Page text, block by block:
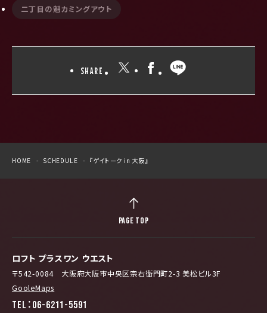
二丁目の魁カミングアウト
SHARE
HOME SCHEDULE 『ゲイトーク in 大阪』
ロフト プラスワン ウエスト
〒542-0084 大阪府大阪市中央区宗右衛門町2-3 美松ビル3F
GooleMaps
TEL：06-6211-5591
PAGE TOP